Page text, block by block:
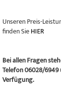
Unseren Preis-
finden SieHIER
Bei allen Fragen
Telefon 06028/
Verfügung.